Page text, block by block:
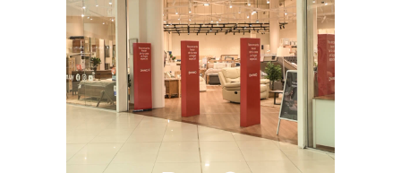
Programas
Colectivos
Servicios